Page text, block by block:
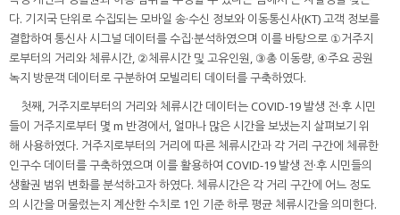
다. 기지국 단위로 수집되는 모바일 송·수신 정보와 이동통신사(KT) 고객 정보를
결합하여 통신사 시그널 데이터를 수집·분석하였으며 이를 바탕으로 ①거주지
로부터의 거리와 체류시간, ②체류시간 및 고유인원, ③총 이동량, ④주요 공원
녹지 방문객 데이터로 구분하여 모빌리티 데이터를 구축하였다.
첫째, 거주지로부터의 거리와 체류시간 데이터는 COVID-19 발생 전·후 시민
들이 거주지로부터 몇 m 반경에서, 얼마나 많은 시간을 보냈는지 살펴보기 위
해 사용하였다. 거주지로부터의 거리에 따른 체류시간과 각 거리 구간에 체류한
인구수 데이터를 구축하였으며 이를 활용하여 COVID-19 발생 전·후 시민들의
생활권 범위 변화를 분석하고자 하였다. 체류시간은 각 거리 구간에 어느 정도
의 시간을 머물렀는지 계산한 수치로 1인 기준 하루 평균 체류시간을 의미한다.